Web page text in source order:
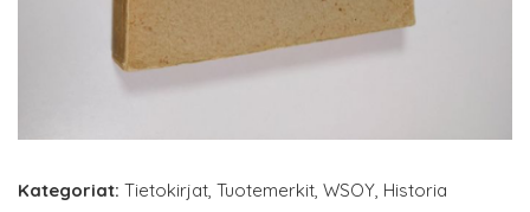
Kategoriat: Tietokirjat, Tuotemerkit, WSOY, Historia